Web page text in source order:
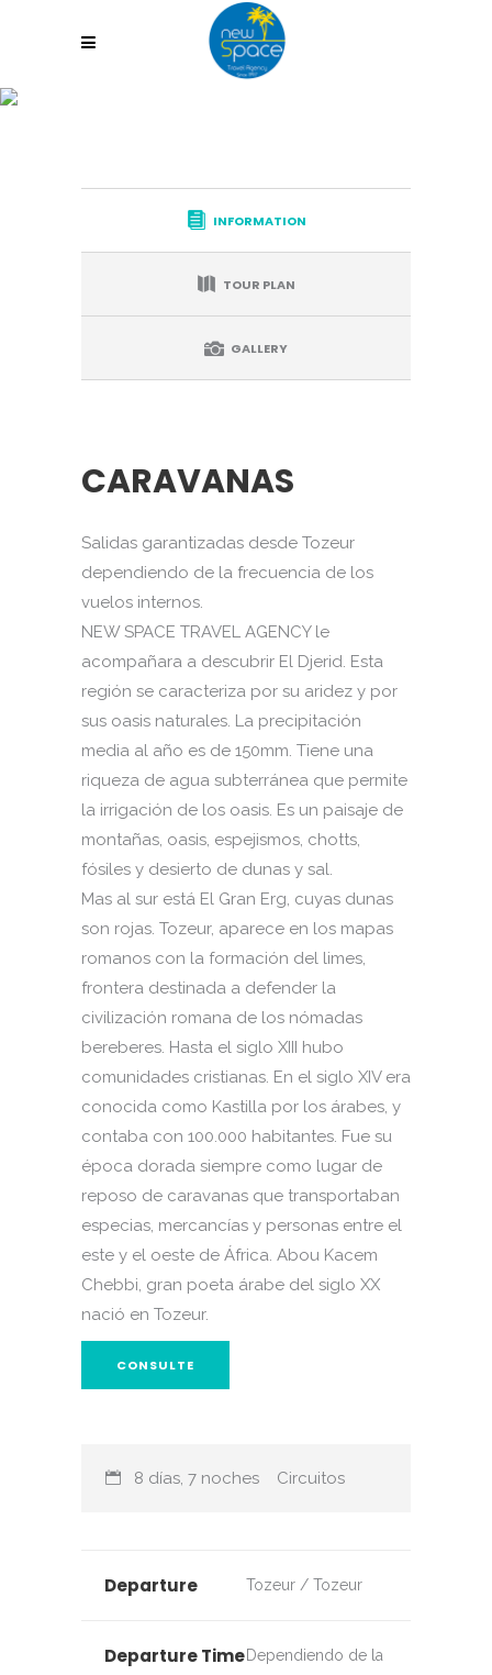
INFORMATION
TOUR PLAN
GALLERY
CARAVANAS
Salidas garantizadas desde Tozeur
dependiendo de la frecuencia de los
vuelos internos.
NEW SPACE TRAVEL AGENCY le
acompañara a descubrir El Djerid. Esta
región se caracteriza por su aridez y por
sus oasis naturales. La precipitación
media al año es de 150mm. Tiene una
riqueza de agua subterránea que permite
la irrigación de los oasis. Es un paisaje de
montañas, oasis, espejismos, chotts,
fósiles y desierto de dunas y sal.
Mas al sur está El Gran Erg, cuyas dunas
son rojas. Tozeur, aparece en los mapas
romanos con la formación del limes,
frontera destinada a defender la
civilización romana de los nómadas
bereberes. Hasta el siglo XIII hubo
comunidades cristianas. En el siglo XIV era
conocida como Kastilla por los árabes, y
contaba con 100.000 habitantes. Fue su
época dorada siempre como lugar de
reposo de caravanas que transportaban
especias, mercancías y personas entre el
este y el oeste de África. Abou Kacem
Chebbi, gran poeta árabe del siglo XX
nació en Tozeur.
CONSULTE
8 días, 7 noches Circuitos
Departure Tozeur / Tozeur
Departure TimeDependiendo de la